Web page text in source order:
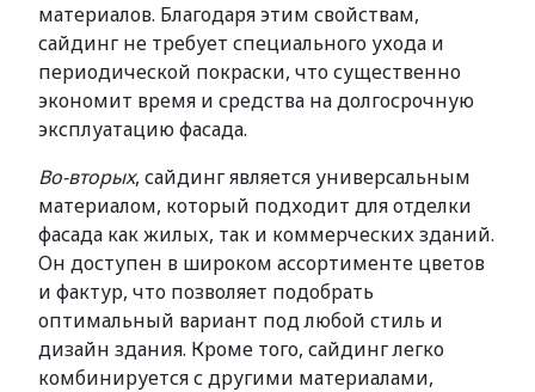
материалов. Благодаря этим свойствам,
сайдинг не требует специального ухода и
периодической покраски, что существенно
экономит время и средства на долгосрочную
эксплуатацию фасада.
Во-вторых, сайдинг является универсальным
материалом, который подходит для отделки
фасада как жилых, так и коммерческих зданий.
Он доступен в широком ассортименте цветов
и фактур, что позволяет подобрать
оптимальный вариант под любой стиль и
дизайн здания. Кроме того, сайдинг легко
комбинируется с другими материалами,